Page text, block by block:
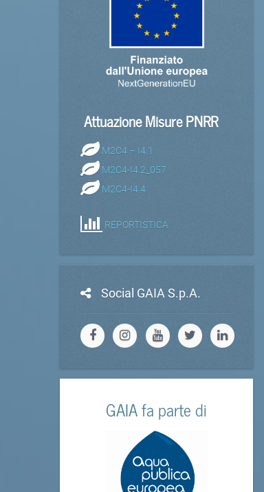
Attuazione Misure PNRR
M2C4 – I4.1
M2C4-I4.2_057
M2C4-I4.4
REPORTISTICA
Social GAIA S.p.A.
GAIA fa parte di